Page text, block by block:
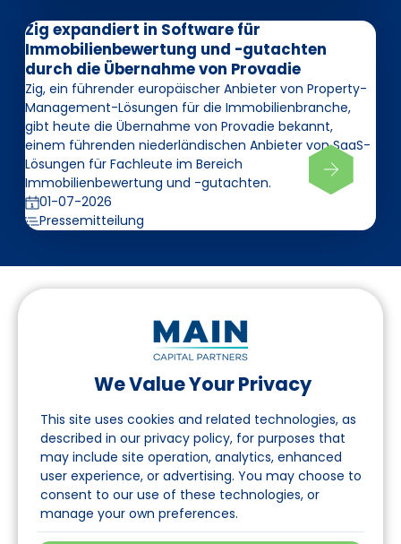
We Value Your Privacy
This site uses cookies and related technologies, as
described in our privacy policy, for purposes that
may include site operation, analytics, enhanced
user experience, or advertising. You may choose to
consent to our use of these technologies, or
manage your own preferences.
Zig expandiert in Software für
Immobilienbewertung und -gutachten
durch die Übernahme von Provadie
Zig, ein führender europäischer Anbieter von Property-
Management-Lösungen für die Immobilienbranche,
gibt heute die Übernahme von Provadie bekannt,
einem führenden niederländischen Anbieter von SaaS-
Lösungen für Fachleute im Bereich
Immobilienbewertung und -gutachten.
01-07-2026
Pressemitteilung
Folgen Sie uns auf LinkedIn
Seite
Über uns